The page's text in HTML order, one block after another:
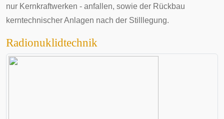
nur Kernkraftwerken - anfallen, sowie der Rückbau
kerntechnischer Anlagen nach der Stilllegung.
Radionuklidtechnik